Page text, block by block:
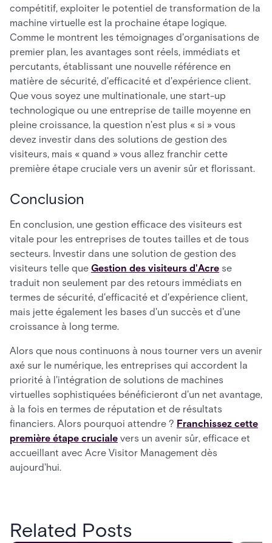
compétitif, exploiter le potentiel de transformation de la
machine virtuelle est la prochaine étape logique.
Comme le montrent les témoignages d'organisations de
premier plan, les avantages sont réels, immédiats et
percutants, établissant une nouvelle référence en
matière de sécurité, d'efficacité et d'expérience client.
Que vous soyez une multinationale, une start-up
technologique ou une entreprise de taille moyenne en
pleine croissance, la question n'est plus « si » vous
devez investir dans des solutions de gestion des
visiteurs, mais « quand » vous allez franchir cette
première étape cruciale vers un avenir sûr et florissant.
Conclusion
En conclusion, une gestion efficace des visiteurs est
vitale pour les entreprises de toutes tailles et de tous
secteurs. Investir dans une solution de gestion des
visiteurs telle que Gestion des visiteurs d'Acre se
traduit non seulement par des retours immédiats en
termes de sécurité, d'efficacité et d'expérience client,
mais jette également les bases d'un succès et d'une
croissance à long terme.
Alors que nous continuons à nous tourner vers un avenir
axé sur le numérique, les entreprises qui accordent la
priorité à l'intégration de solutions de machines
virtuelles sophistiquées bénéficieront d'un net avantage,
à la fois en termes de réputation et de résultats
financiers. Alors pourquoi attendre ? Franchissez cette
première étape cruciale vers un avenir sûr, efficace et
accueillant avec Acre Visitor Management dès
aujourd'hui.
Related Posts